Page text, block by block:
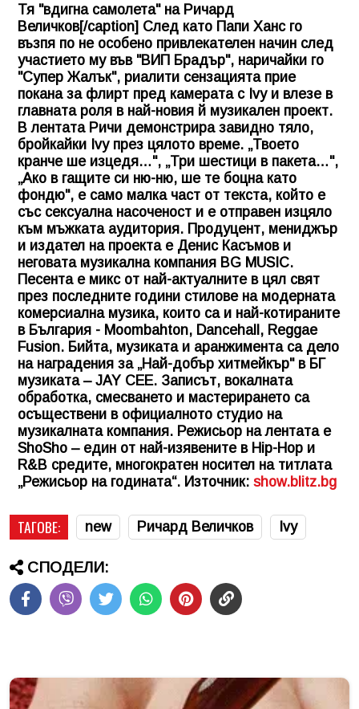
Тя "вдигна самолета" на Ричард
Величков[/caption] След като Папи Ханс го
възпя по не особено привлекателен начин след
участието му във "ВИП Брадър", наричайки го
"Супер Жалък", риалити сензацията прие
покана за флирт пред камерата с Ivy и влезе в
главната роля в най-новия й музикален проект.
В лентата Ричи демонстрира завидно тяло,
бройкайки Ivy през цялото време. „Твоето
кранче ше изцедя…", „Три шестици в пакета…",
„Ако в гащите си ню-ню, ше те боцна като
фондю", е само малка част от текста, който е
със сексуална насоченост и е отправен изцяло
към мъжката аудитория. Продуцент, мениджър
и издател на проекта е Денис Касъмов и
неговата музикална компания BG MUSIC.
Песента е микс от най-актуалните в цял свят
през последните години стилове на модерната
комерсиална музика, които са и най-котираните
в България - Moombahton, Dancehall, Reggae
Fusion. Бийта, музиката и аранжимента са дело
на наградения за „Най-добър хитмейкър" в БГ
музиката – JAY CEE. Записът, вокалната
обработка, смесването и мастерирането са
осъществени в официaлното студио на
музикалната компания. Режисьор на лентата е
ShoSho – един от най-изявените в Hip-Hop и
R&B средите, многократен носител на титлата
„Режисьор на годината“. Източник: show.blitz.bg
ТАГОВЕ: new Ричард Величков Ivy
СПОДЕЛИ: